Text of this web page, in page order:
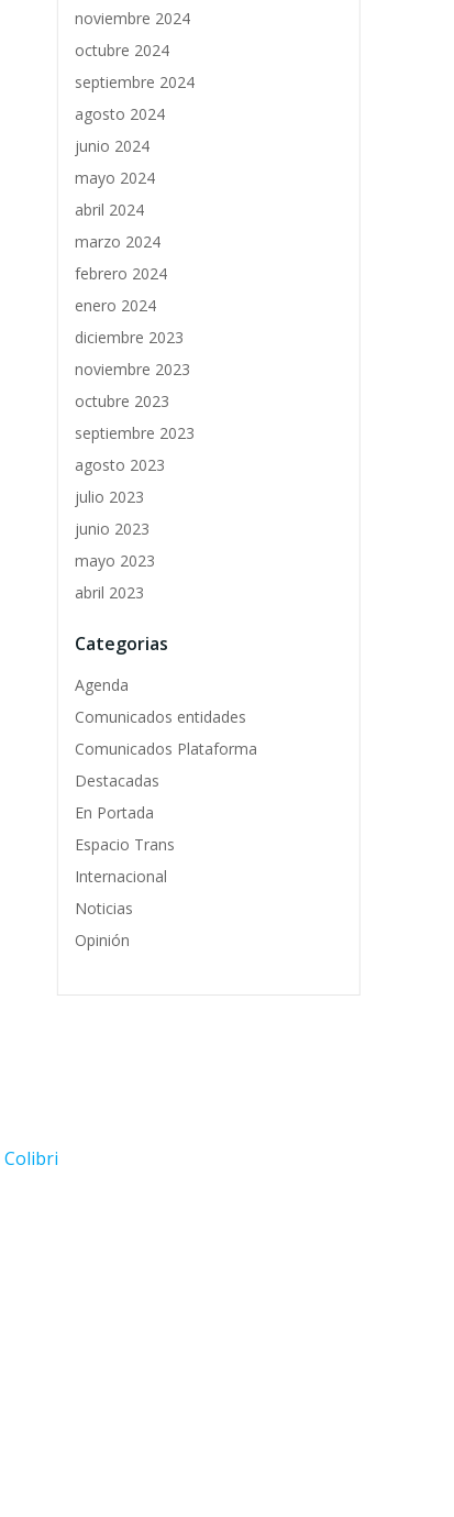
noviembre 2024
octubre 2024
septiembre 2024
agosto 2024
junio 2024
mayo 2024
abril 2024
marzo 2024
febrero 2024
enero 2024
diciembre 2023
noviembre 2023
octubre 2023
septiembre 2023
agosto 2023
julio 2023
junio 2023
mayo 2023
abril 2023
Categorias
Agenda
Comunicados entidades
Comunicados Plataforma
Destacadas
En Portada
Espacio Trans
Internacional
Noticias
Opinión
Colibri